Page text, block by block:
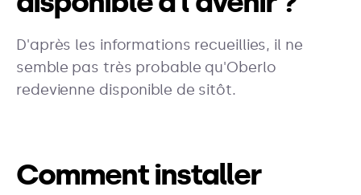
D'après les informations recueillies, il ne
semble pas très probable qu'Oberlo
redevienne disponible de sitôt.
Comment installer